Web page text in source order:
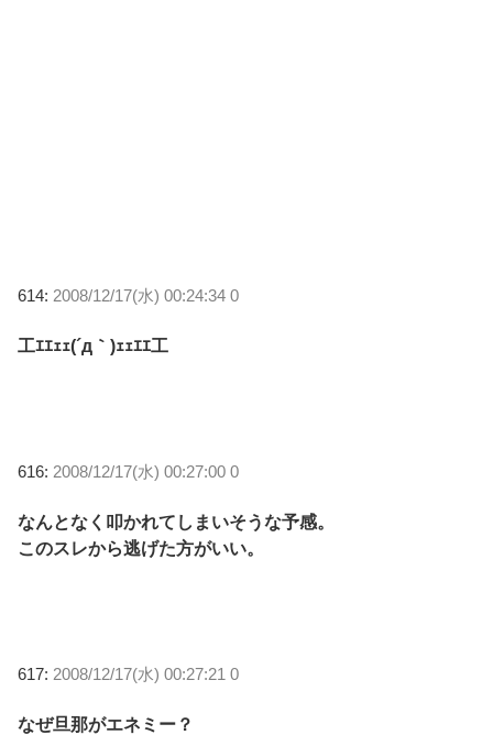
614: 2008/12/17(水) 00:24:34 0
工ｴｴｪｪ(´д｀)ｪｪｴｴ工
616: 2008/12/17(水) 00:27:00 0
なんとなく叩かれてしまいそうな予感。
このスレから逃げた方がいい。
617: 2008/12/17(水) 00:27:21 0
なぜ旦那がエネミー？